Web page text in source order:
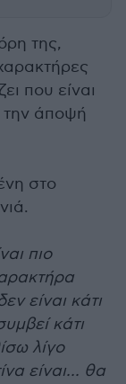
της,
που είναι
την άποψή
στο
πιο
είναι κάτι
κάτι
λίγο
είναι... θα